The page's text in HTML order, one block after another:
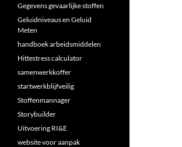
Gegevens gevaarlijke stoffen
Geluidniveaus en Geluid
Meten
handboek arbeidsmiddelen
Hittestress calculator
samenwerkkoffer
startwerkblijfveilig
Stoffenmannager
Storybuilder
Uitvoering RI&E
website voor aanpak